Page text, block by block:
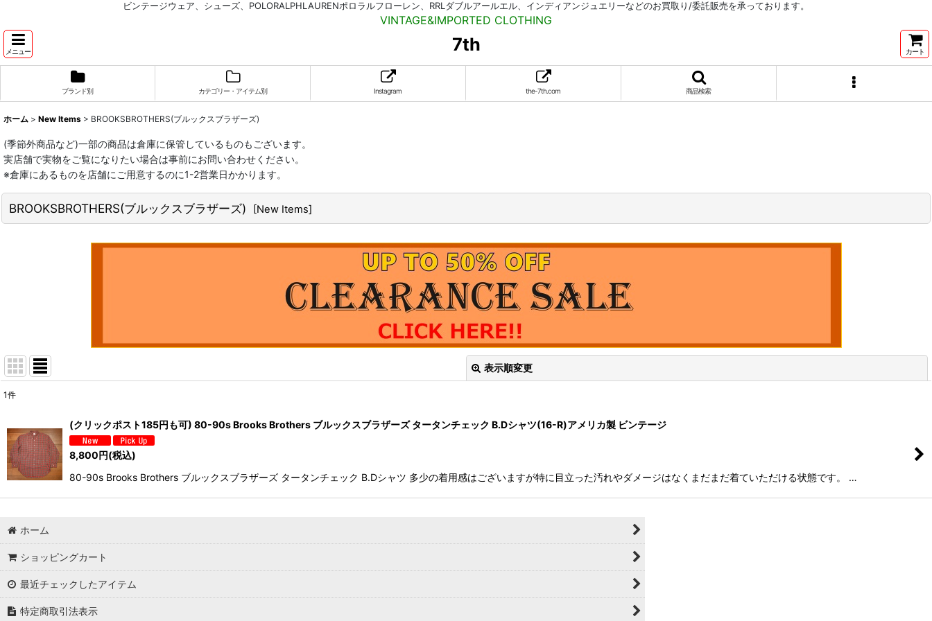
ビンテージウェア、シューズ、POLORALPHLAURENポロラルフローレン、RRLダブルアールエル、インディアンジュエリーなどのお買取り/委託販売を承っております。
VINTAGE&IMPORTED CLOTHING
メニュー 7th カート
ブランド別 カテゴリー・アイテム別 Instagram the-7th.com 商品検索
ホーム > New Items > BROOKSBROTHERS(ブルックスブラザーズ)
(季節外商品など)一部の商品は倉庫に保管しているものもございます。
実店舗で実物をご覧になりたい場合は事前にお問い合わせください。
※倉庫にあるものを店舗にご用意するのに1-2営業日かかります。
BROOKSBROTHERS(ブルックスブラザーズ) [New Items]
表示順変更
並び順:
絞り込む
1件
(クリックポスト185円も可) 80-90s Brooks Brothers ブルックスブラザーズ タータンチェック B.Dシャツ(16-R)アメリカ製 ビンテージ
8,800円(税込)
80-90s Brooks Brothers ブルックスブラザーズ タータンチェック B.Dシャツ 多少の着用感はございますが特に目立った汚れやダメージはなくまだまだ着ていただける状態です。 …
ホーム
ショッピングカート
最近チェックしたアイテム
特定商取引法表示